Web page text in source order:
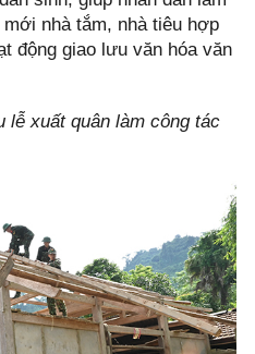
nhà tắm, nhà tiêu hợp
động giao lưu văn hóa văn
lễ xuất quân làm công tác